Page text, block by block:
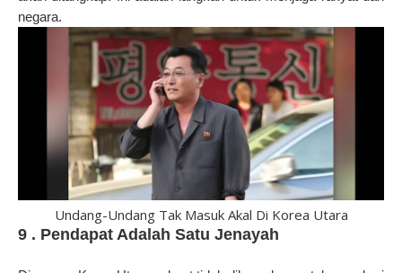
negara.
Undang-Undang Tak Masuk Akal Di Korea Utara
9 . Pendapat Adalah Satu Jenayah